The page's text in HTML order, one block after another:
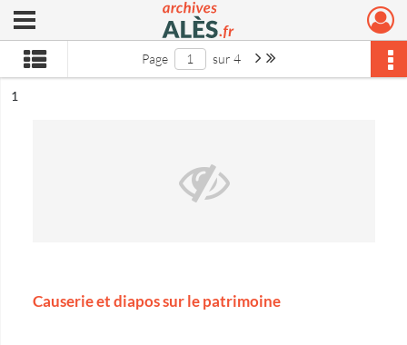
Archives municipales d'Alès
Ouvrir le menu déroulant
Page sur 4 Page suivante : 1/4
n°
1
Causerie et diapos sur le patrimoine